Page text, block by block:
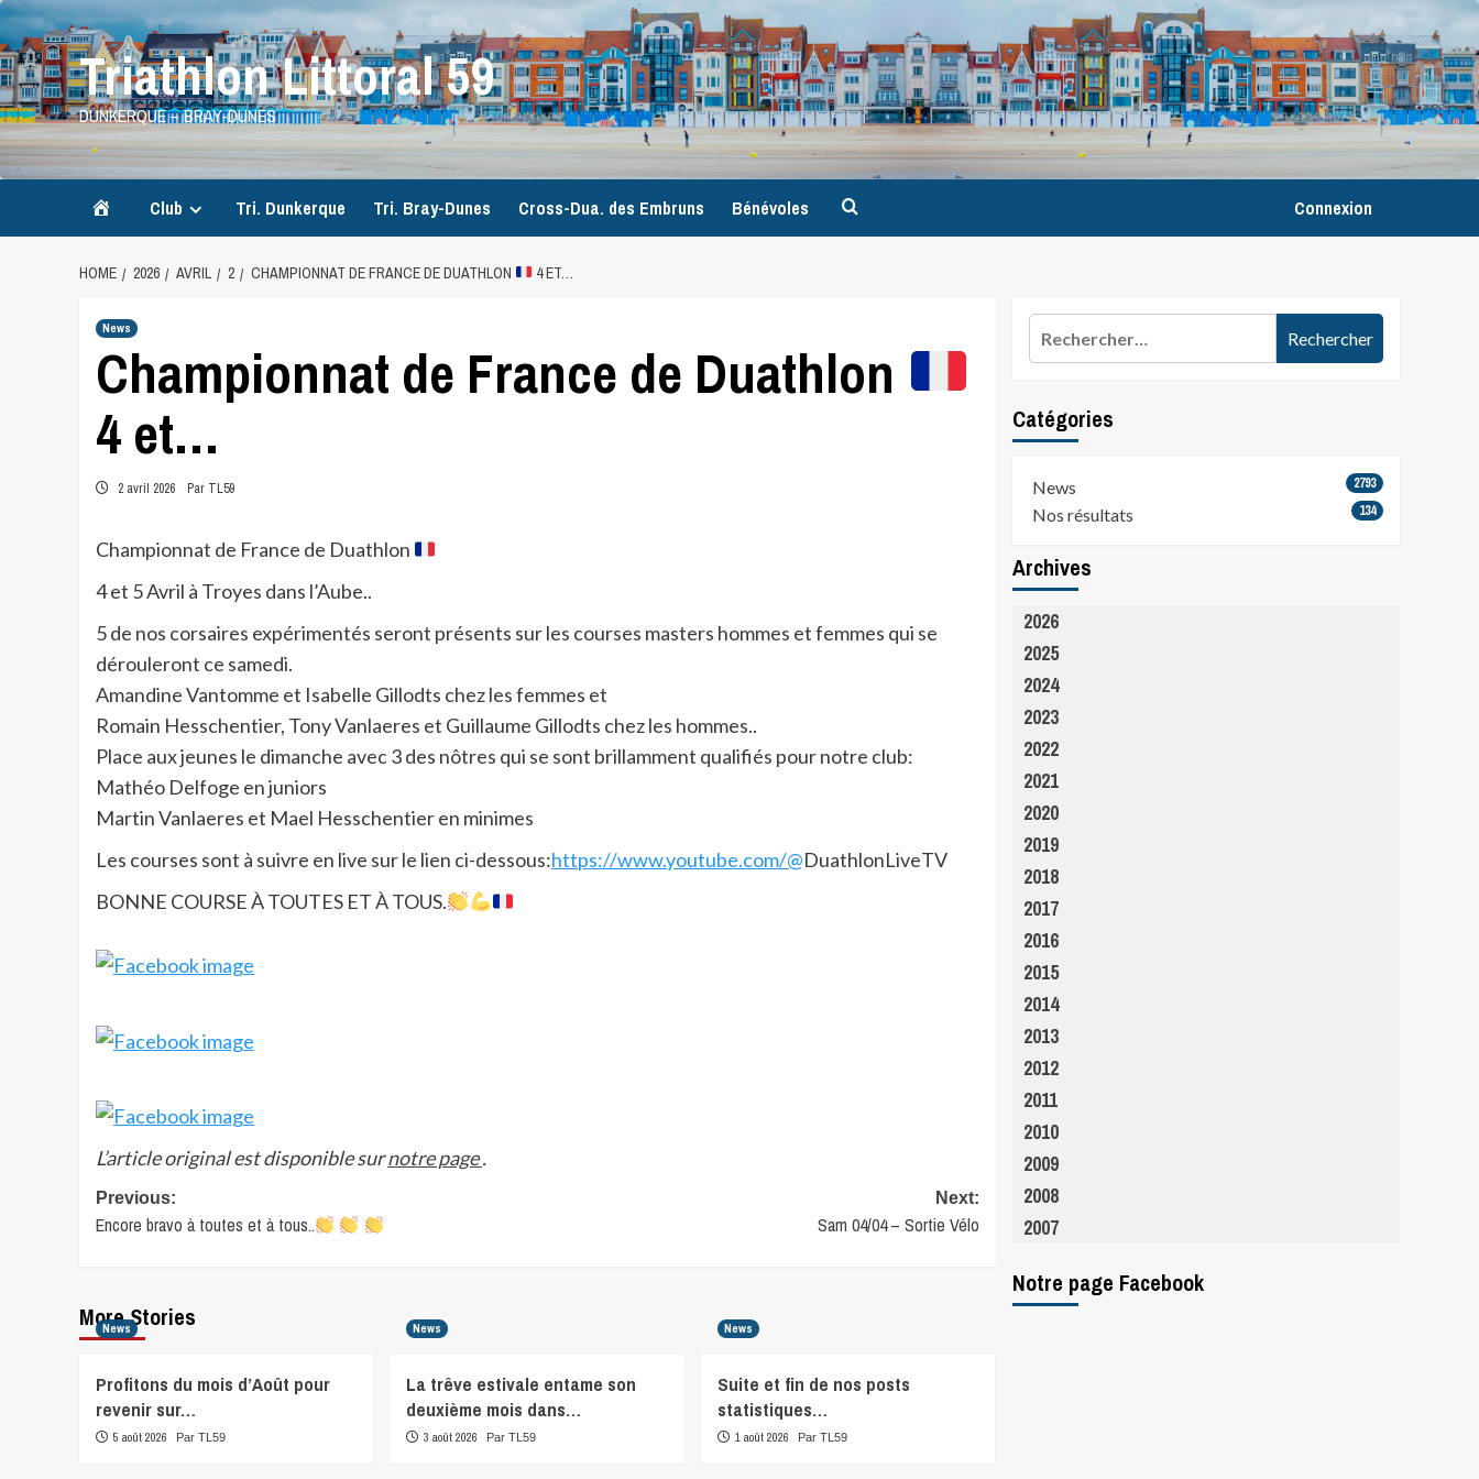
Skip
to
content
Triathlon Littoral 59
DUNKERQUE – BRAY-DUNES
Accueil
Club Tri. Dunkerque Tri. Bray-Dunes Cross-Dua. des Embruns Bénévoles Connexion
HOME 2026 AVRIL 2 CHAMPIONNAT DE FRANCE DE DUATHLON 4 ET…
News
Championnat de France de Duathlon
4 et…
2 avril 2026 Par TL59
Championnat de France de Duathlon
4 et 5 Avril à Troyes dans l’Aube..
5 de nos corsaires expérimentés seront présents sur les courses masters hommes et femmes qui se
dérouleront ce samedi.
Amandine Vantomme et Isabelle Gillodts chez les femmes et
Romain Hesschentier, Tony Vanlaeres et Guillaume Gillodts chez les hommes..
Place aux jeunes le dimanche avec 3 des nôtres qui se sont brillamment qualifiés pour notre club:
Mathéo Delfoge en juniors
Martin Vanlaeres et Mael Hesschentier en minimes
Les courses sont à suivre en live sur le lien ci-dessous:https://www.youtube.com/@DuathlonLiveTV
BONNE COURSE À TOUTES ET À TOUS.
L’article original est disponible surnotre page.
Post
navigation
Previous:
Encore bravo à toutes et à tous..
Next:
Sam 04/04 – Sortie Vélo
More Stories
News
Profitons du mois d’Août pour
revenir sur…
5 août 2026 Par TL59
News
La trêve estivale entame son
deuxième mois dans…
3 août 2026 Par TL59
News
Suite et fin de nos posts
statistiques…
1 août 2026 Par TL59
Catégories
News 2793
Nos résultats 134
Archives
2026
2025
2024
2023
2022
2021
2020
2019
2018
2017
2016
2015
2014
2013
2012
2011
2010
2009
2008
2007
Notre page Facebook